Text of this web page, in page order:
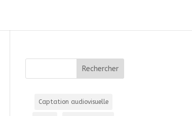
Captation audiovisuelle